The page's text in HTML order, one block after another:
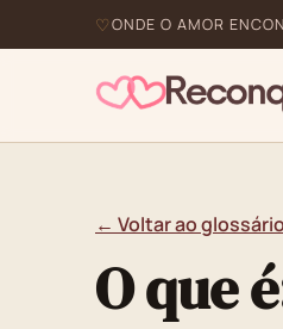
ONDE O AMOR
← Voltar ao glossário
O que